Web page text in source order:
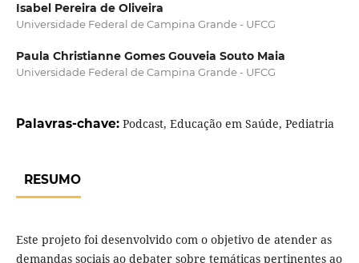
Isabel Pereira de Oliveira
Universidade Federal de Campina Grande - UFCG
Paula Christianne Gomes Gouveia Souto Maia
Universidade Federal de Campina Grande - UFCG
Palavras-chave: Podcast, Educação em Saúde, Pediatria
RESUMO
Este projeto foi desenvolvido com o objetivo de atender as
demandas sociais ao debater sobre temáticas pertinentes ao